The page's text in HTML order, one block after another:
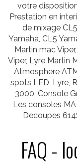
votre
Prestation en
de mixage
Yamaha, CL5
Martin mac
Viper, Lyre Martin
Atmosphere
spots LED, Lyre,
3000, Console
Les consoles
Decoupes
FAQ -